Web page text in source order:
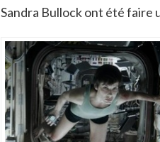
Sandra Bullock ont été faire